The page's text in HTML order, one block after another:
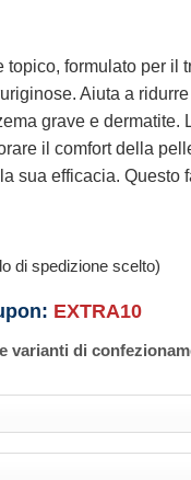
formulato per il
Aiuta a
grave e dermatite.
il comfort della
sua efficacia. Questo
di spedizione scelto)
EXTRA10
varianti di